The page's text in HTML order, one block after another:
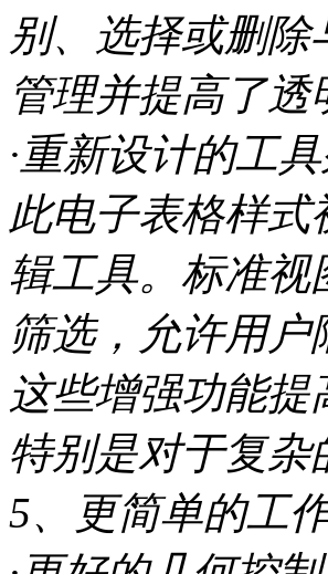
别、选择或删
管理并提高了透
·重新设计的工
此电子表格样
辑工具。标准视
筛选，允许用
这些增强功能
特别是对于复杂
5、更简单的工